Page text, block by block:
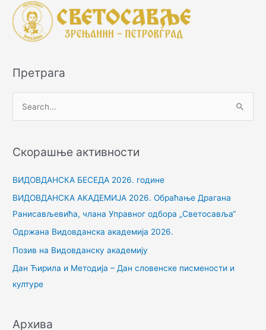
Претрага
т
з
а
:
Скорашње активности
ВИДОВДАНСКА БЕСЕДА 2026. године
ВИДОВДАНСКА АКАДЕМИЈА 2026. Обраћање Драгана
Ранисављевића, члана Управног одбора „Светосавља“
Одржана Видовданска академија 2026.
Позив на Видовданску академију
Дан Ћирила и Методија – Дан словенске писмености и
културе
Архива